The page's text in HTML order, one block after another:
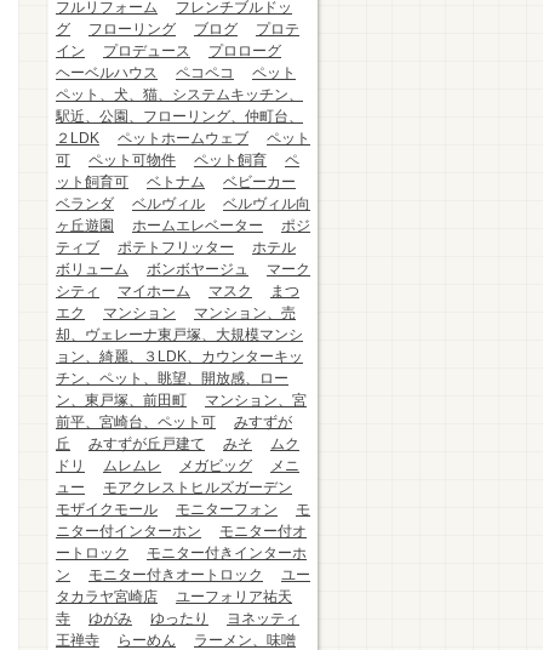
フルリフォーム
フレンチブルドッ
グ
フローリング ブログ
プロテ
イン
プロデュース
プロローグ
ヘーベルハウス
ペコペコ
ペット
ペット、犬、猫、システムキッチン、
駅近、公園、フローリング、仲町台、
２LDK
ペットホームウェブ
ペット
可
ペット可物件 ペット飼育
ペ
ット飼育可
ベトナム
ベビーカー
ベランダ
ベルヴィル
ベルヴィル向
ヶ丘遊園
ホームエレベーター
ポジ
ティブ
ポテトフリッター
ホテル
ボリューム
ボンボヤージュ
マーク
シティ
マイホーム マスク
まつ
エク
マンション
マンション、売
却、ヴェレーナ東戸塚、大規模マンシ
ョン、綺麗、３LDK、カウンターキッ
チン、ペット、眺望、開放感、ロー
ン、東戸塚、前田町
マンション、宮
前平、宮崎台、ペット可
みすずが
丘
みすずが丘戸建て みそ
ムク
ドリ
ムレムレ メガビッグ
メニ
ュー
モアクレストヒルズガーデン
モザイクモール
モニターフォン
モ
ニター付インターホン
モニター付オ
ートロック
モニター付きインターホ
ン
モニター付きオートロック
ユー
タカラヤ宮崎店
ユーフォリア祐天
寺
ゆがみ ゆったり
ヨネッティ
王禅寺
らーめん
ラーメン、味噌